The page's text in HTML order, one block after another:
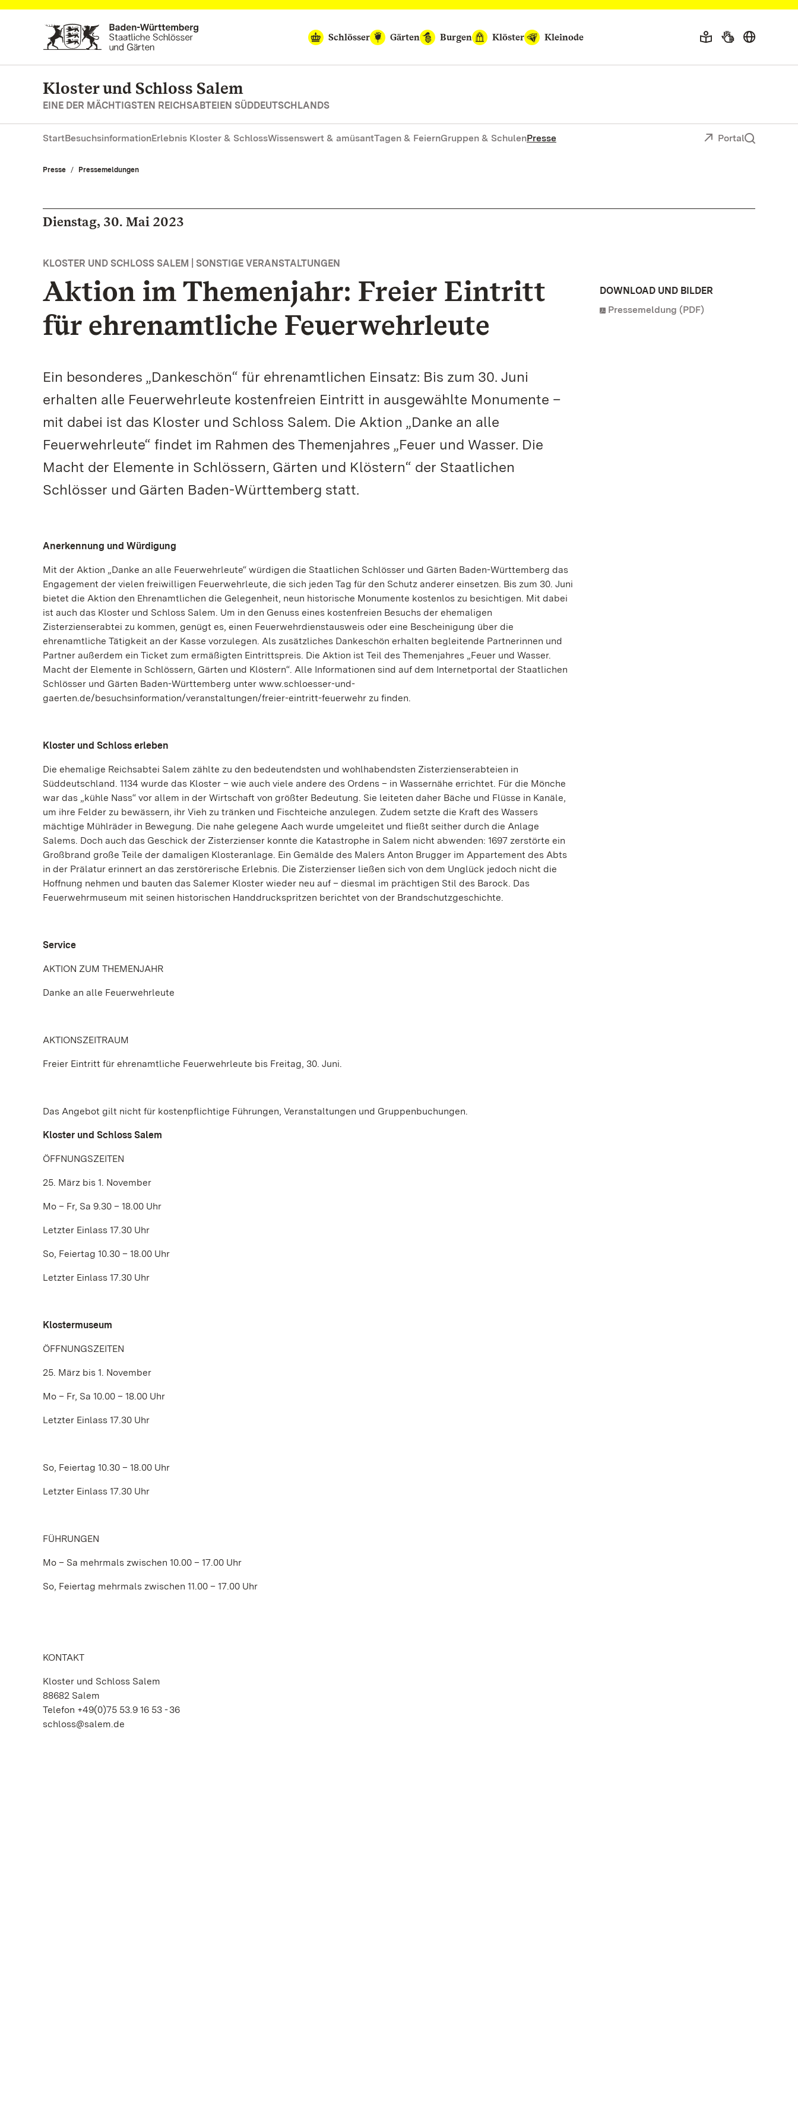
Zum Hauptinhalt springen
Schlösser
Gärten Burgen Klöster Kleinode
Kloster und Schloss Salem
EINE DER MÄCHTIGSTEN REICHSABTEIEN SÜDDEUTSCHLANDS
StartBesuchsinformationErlebnis Kloster & SchlossWissenswert & amüsantTagen & FeiernGruppen & SchulenPresse Portal
Presse Pressemeldungen
Dienstag, 30. Mai 2023
KLOSTER UND SCHLOSS SALEM | SONSTIGE VERANSTALTUNGEN
Aktion im Themenjahr: Freier Eintritt
für ehrenamtliche Feuerwehrleute
Ein besonderes „Dankeschön“ für ehrenamtlichen Einsatz: Bis zum 30. Juni
erhalten alle Feuerwehrleute kostenfreien Eintritt in ausgewählte Monumente –
mit dabei ist das Kloster und Schloss Salem. Die Aktion „Danke an alle
Feuerwehrleute“ findet im Rahmen des Themenjahres „Feuer und Wasser. Die
Macht der Elemente in Schlössern, Gärten und Klöstern“ der Staatlichen
Schlösser und Gärten Baden-Württemberg statt.
Anerkennung und Würdigung
Mit der Aktion „Danke an alle Feuerwehrleute“ würdigen die Staatlichen Schlösser und Gärten Baden-Württemberg das
Engagement der vielen freiwilligen Feuerwehrleute, die sich jeden Tag für den Schutz anderer einsetzen. Bis zum 30. Juni
bietet die Aktion den Ehrenamtlichen die Gelegenheit, neun historische Monumente kostenlos zu besichtigen. Mit dabei
ist auch das Kloster und Schloss Salem. Um in den Genuss eines kostenfreien Besuchs der ehemaligen
Zisterzienserabtei zu kommen, genügt es, einen Feuerwehrdienstausweis oder eine Bescheinigung über die
ehrenamtliche Tätigkeit an der Kasse vorzulegen. Als zusätzliches Dankeschön erhalten begleitende Partnerinnen und
Partner außerdem ein Ticket zum ermäßigten Eintrittspreis. Die Aktion ist Teil des Themenjahres „Feuer und Wasser.
Macht der Elemente in Schlössern, Gärten und Klöstern“. Alle Informationen sind auf dem Internetportal der Staatlichen
Schlösser und Gärten Baden-Württemberg unter www.schloesser-und-
gaerten.de/besuchsinformation/veranstaltungen/freier-eintritt-feuerwehr zu finden.
Kloster und Schloss erleben
Die ehemalige Reichsabtei Salem zählte zu den bedeutendsten und wohlhabendsten Zisterzienserabteien in
Süddeutschland. 1134 wurde das Kloster – wie auch viele andere des Ordens – in Wassernähe errichtet. Für die Mönche
war das „kühle Nass“ vor allem in der Wirtschaft von größter Bedeutung. Sie leiteten daher Bäche und Flüsse in Kanäle,
um ihre Felder zu bewässern, ihr Vieh zu tränken und Fischteiche anzulegen. Zudem setzte die Kraft des Wassers
mächtige Mühlräder in Bewegung. Die nahe gelegene Aach wurde umgeleitet und fließt seither durch die Anlage
Salems. Doch auch das Geschick der Zisterzienser konnte die Katastrophe in Salem nicht abwenden: 1697 zerstörte ein
Großbrand große Teile der damaligen Klosteranlage. Ein Gemälde des Malers Anton Brugger im Appartement des Abts
in der Prälatur erinnert an das zerstörerische Erlebnis. Die Zisterzienser ließen sich von dem Unglück jedoch nicht die
Hoffnung nehmen und bauten das Salemer Kloster wieder neu auf – diesmal im prächtigen Stil des Barock. Das
Feuerwehrmuseum mit seinen historischen Handdruckspritzen berichtet von der Brandschutzgeschichte.
Service
AKTION ZUM THEMENJAHR
Danke an alle Feuerwehrleute
AKTIONSZEITRAUM
Freier Eintritt für ehrenamtliche Feuerwehrleute bis Freitag, 30. Juni.
Das Angebot gilt nicht für kostenpflichtige Führungen, Veranstaltungen und Gruppenbuchungen.
Kloster und Schloss Salem
ÖFFNUNGSZEITEN
25. März bis 1. November
Mo – Fr, Sa 9.30 – 18.00 Uhr
Letzter Einlass 17.30 Uhr
So, Feiertag 10.30 – 18.00 Uhr
Letzter Einlass 17.30 Uhr
Klostermuseum
ÖFFNUNGSZEITEN
25. März bis 1. November
Mo – Fr, Sa 10.00 – 18.00 Uhr
Letzter Einlass 17.30 Uhr
So, Feiertag 10.30 – 18.00 Uhr
Letzter Einlass 17.30 Uhr
FÜHRUNGEN
Mo – Sa mehrmals zwischen 10.00 – 17.00 Uhr
So, Feiertag mehrmals zwischen 11.00 – 17.00 Uhr
KONTAKT
Kloster und Schloss Salem
88682 Salem
Telefon +49(0)75 53.9 16 53 - 36
schloss@salem.de
DOWNLOAD UND BILDER
Pressemeldung (PDF)